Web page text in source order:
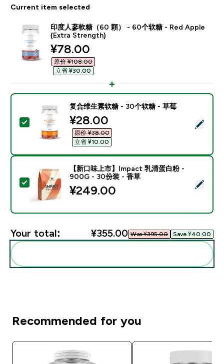
Current item selected
印度人蔘軟糖（60 顆） - 60个软糖 - Red Apple
(Extra Strength)
discounted price
¥78.00‎
原价 ¥108.00‎
立省 ¥30.00‎
Select this product - 复合维生素软糖 - 30个软糖 - 草
复合维生素软糖 - 30个软糖 - 草莓
discounted price
¥28.00‎
原价 ¥38.00‎
立省 ¥10.00‎
Select this product - 【新口味上市】Impact 乳清蛋
【新口味上市】Impact 乳清蛋白粉 -
900G - 30份装 - 香草
¥249.00‎
Your total: ¥355.00‎ Was ¥395.00‎ Save ¥40.00‎
Recommended for you